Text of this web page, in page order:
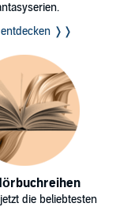
entdecken ❭❭
die beliebtesten